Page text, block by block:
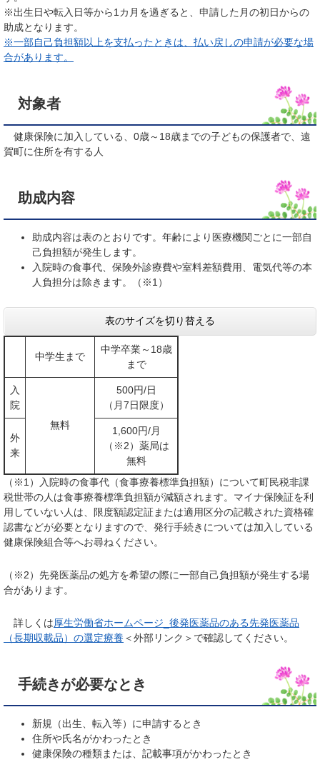
※出生日や転入日等から1カ月を過ぎると、申請した月の初日からの
助成となります。
※一部自己負担額以上を支払ったときは、払い戻しの申請が必要な場
合があります。
対象者
健康保険に加入している、0歳～18歳までの子どもの保護者で、遠
賀町に住所を有する人
助成内容
助成内容は表のとおりです。年齢により医療機関ごとに一部自
己負担額が発生します。
入院時の食事代、保険外診療費や室料差額費用、電気代等の本
人負担分は除きます。（※1）
表のサイズを切り替える
中学生まで
中学卒業～18歳
まで
入
院
無料
500円/日
（月7日限度）
外
来
1,600円/月
（※2）薬局は
無料
（※1）入院時の食事代（食事療養標準負担額）について町民税非課
税世帯の人は食事療養標準負担額が減額されます。マイナ保険証を利
用していない人は、限度額認定証または適用区分の記載された資格確
認書などが必要となりますので、発行手続きについては加入している
健康保険組合等へお尋ねください。
（※2）先発医薬品の処方を希望の際に一部自己負担額が発生する場
合があります。
詳しくは厚生労働省ホームページ_後発医薬品のある先発医薬品
（長期収載品）の選定療養 ＜外部リンク＞ で確認してください。
手続きが必要なとき
新規（出生、転入等）に申請するとき
住所や氏名がかわったとき
健康保険の種類または、記載事項がかわったとき